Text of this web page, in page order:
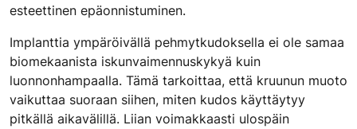
esteettinen epäonnistuminen.
Implanttia ympäröivällä pehmytkudoksella ei ole samaa
biomekaanista iskunvaimennuskykyä kuin
luonnonhampaalla. Tämä tarkoittaa, että kruunun muoto
vaikuttaa suoraan siihen, miten kudos käyttäytyy
pitkällä aikavälillä. Liian voimakkaasti ulospäin